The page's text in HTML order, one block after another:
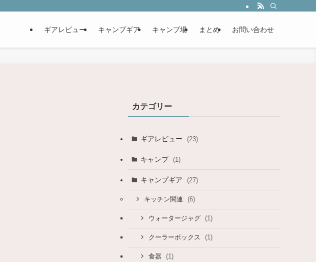
ギアレビュー キャンプギア キャンプ場 まとめ お問い合わせ
カテゴリー
ギアレビュー (23)
キャンプ (1)
キャンプギア (27)
キッチン関連 (6)
ウォータージャグ (1)
クーラーボックス (1)
食器 (1)